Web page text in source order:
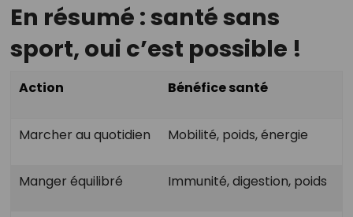
En résumé : santé sans
sport, oui c’est possible !
Action Bénéfice santé
Marcher au quotidien Mobilité, poids, énergie
Manger équilibré Immunité, digestion, poids